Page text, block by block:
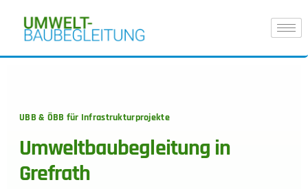
UBB & ÖBB für Infrastrukturprojekte
Umweltbaubegleitung in
Grefrath